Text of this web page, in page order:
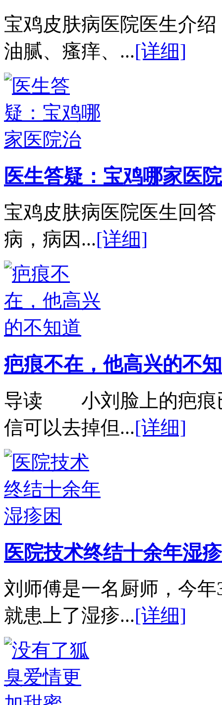
宝鸡皮肤病医院医生介
油腻、瘙痒、...[详细]
医生答疑：宝鸡哪家医
宝鸡皮肤病医院医生回
病，病因...[详细]
疤痕不在，他高兴的不
导读 小刘脸上的疤痕
信可以去掉但...[详细]
医院技术终结十余年湿
刘师傅是一名厨师，今
就患上了湿疹...[详细]